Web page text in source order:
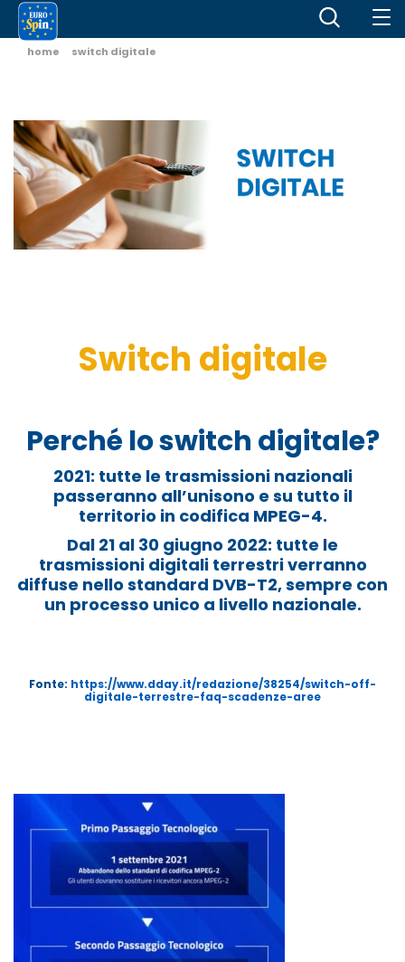
home switch digitale
Switch digitale
Perché lo switch digitale?
2021: tutte le trasmissioni nazionali
passeranno all’unisono e su tutto il
territorio in codifica MPEG-4.
Dal 21 al 30 giugno 2022: tutte le
trasmissioni digitali terrestri verranno
diffuse nello standard DVB-T2, sempre con
un processo unico a livello nazionale.
Fonte: https://www.dday.it/redazione/38254/switch-off-
digitale-terrestre-faq-scadenze-aree